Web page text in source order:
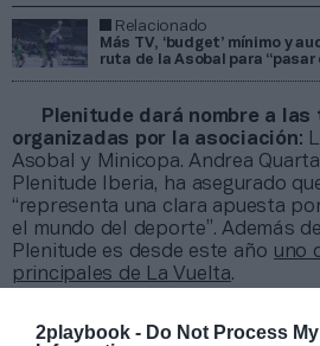
2playbook - Do Not Process
Relacionado
Más TV, ‘budget’ mínimo y
ruta de la Asobal para
Plenitude dará nombre a
organizadas por la asociación:
Asobal y Minicopa. Andrea
Plenitude Iberia, ha asegurado
“representa una clara apuesta
el mundo del deporte”. Además
Plenitude es desde este año uno
principales de La Vuelta.
Revuelta, ha destacado que la